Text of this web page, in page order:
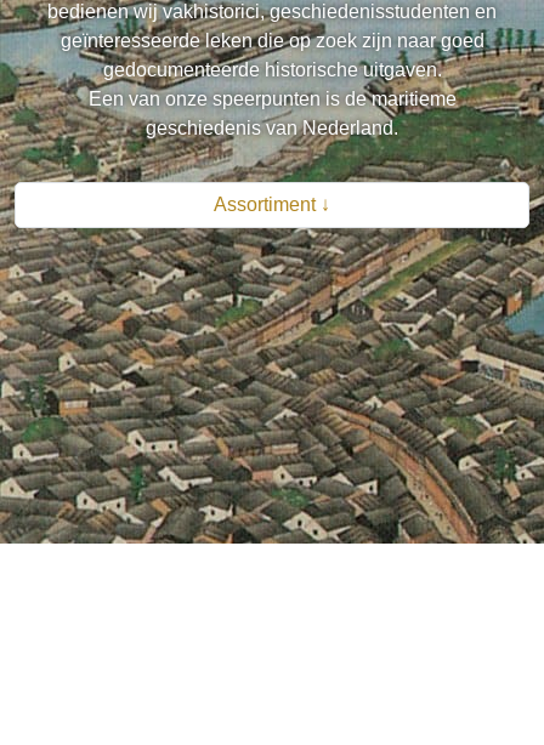
bedienen wij vakhistorici, geschiedenisstudenten en
geïnteresseerde leken die op zoek zijn naar goed
gedocumenteerde historische uitgaven.
Een van onze speerpunten is de maritieme
geschiedenis van Nederland.
Assortiment ↓